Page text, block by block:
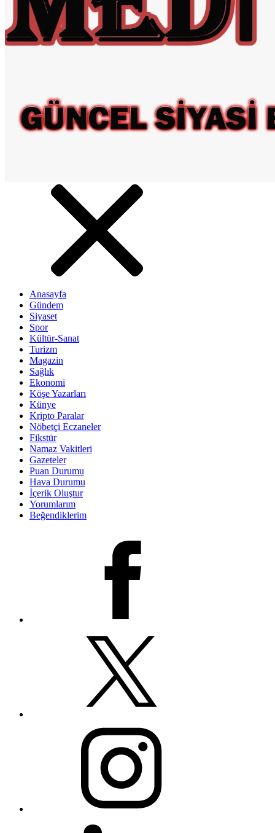
Anasayfa
Gündem
Siyaset
Spor
Kültür-Sanat
Turizm
Magazin
Sağlık
Ekonomi
Köşe Yazarları
Künye
Kripto Paralar
Nöbetçi Eczaneler
Fikstür
Namaz Vakitleri
Gazeteler
Puan Durumu
Hava Durumu
İçerik Oluştur
Yorumlarım
Beğendiklerim